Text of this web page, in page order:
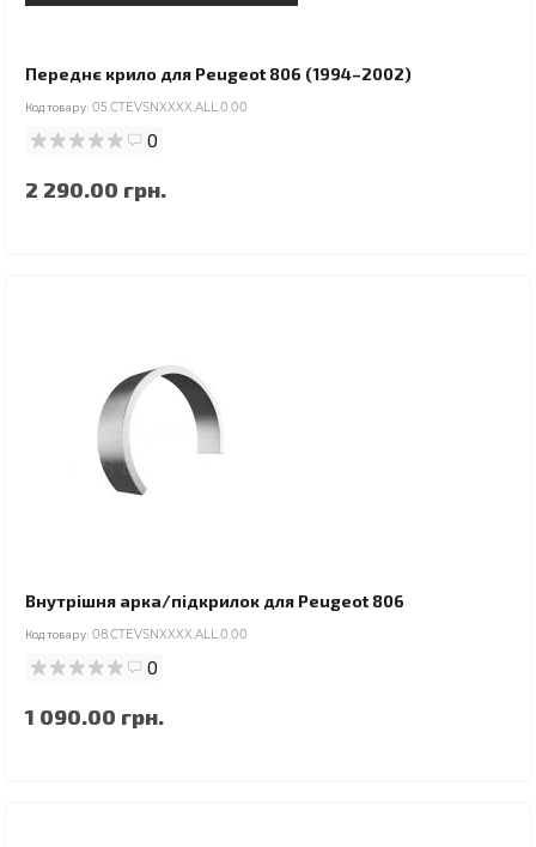
Переднє крило для Peugeot 806 (1994–2002)
Код товару: 05.CTEVSNXXXX.ALL.0.00
0
2 290.00 грн.
Внутрішня арка/підкрилок для Peugeot 806
Код товару: 08.CTEVSNXXXX.ALL.0.00
0
1 090.00 грн.